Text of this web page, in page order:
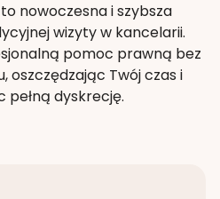
nowoczesna i szybsza
wizyty w kancelarii.
pomoc prawną bez
oszczędzając Twój czas i
pełną dyskrecję.